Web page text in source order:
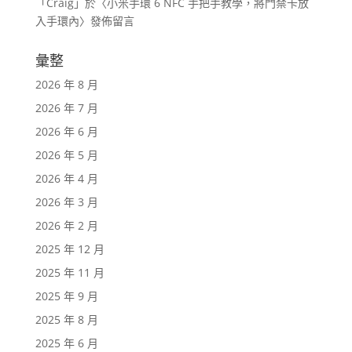
「 Craig」於〈小米手環 6 NFC 手把手教學，將門禁卡放
入手環內〉發佈留言
彙整
2026 年 8 月
2026 年 7 月
2026 年 6 月
2026 年 5 月
2026 年 4 月
2026 年 3 月
2026 年 2 月
2025 年 12 月
2025 年 11 月
2025 年 9 月
2025 年 8 月
2025 年 6 月